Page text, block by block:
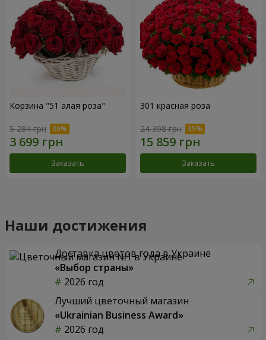
Корзина "51 алая роза"
5 284 грн
Заказать
301 красная роза
24 398 грн
Заказать
Наши достижения
Доставка цветов года в Украине
«Выбор страны»
2026 год
Лучший цветочный магазин
«Ukrainian Business Award»
2026 год